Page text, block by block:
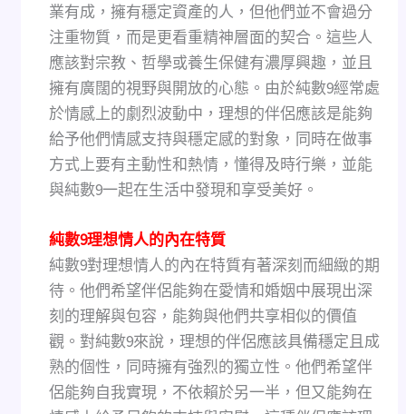
業有成，擁有穩定資產的人，但他們並不會過分
注重物質，而是更看重精神層面的契合。這些人
應該對宗教、哲學或養生保健有濃厚興趣，並且
擁有廣闊的視野與開放的心態。由於純數9經常處
於情感上的劇烈波動中，理想的伴侶應該是能夠
給予他們情感支持與穩定感的對象，同時在做事
方式上要有主動性和熱情，懂得及時行樂，並能
與純數9一起在生活中發現和享受美好。
純數9理想情人的內在特質
純數9對理想情人的內在特質有著深刻而細緻的期
待。他們希望伴侶能夠在愛情和婚姻中展現出深
刻的理解與包容，能夠與他們共享相似的價值
觀。對純數9來說，理想的伴侶應該具備穩定且成
熟的個性，同時擁有強烈的獨立性。他們希望伴
侶能夠自我實現，不依賴於另一半，但又能夠在